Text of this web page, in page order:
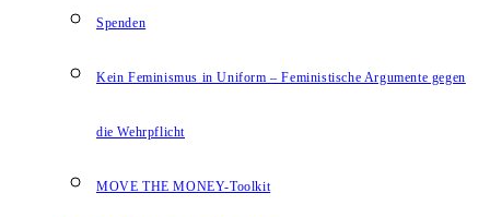
Spenden
Kein Feminismus in Uniform – Feministische Argumente gegen
die Wehrpflicht
MOVE THE MONEY-Toolkit